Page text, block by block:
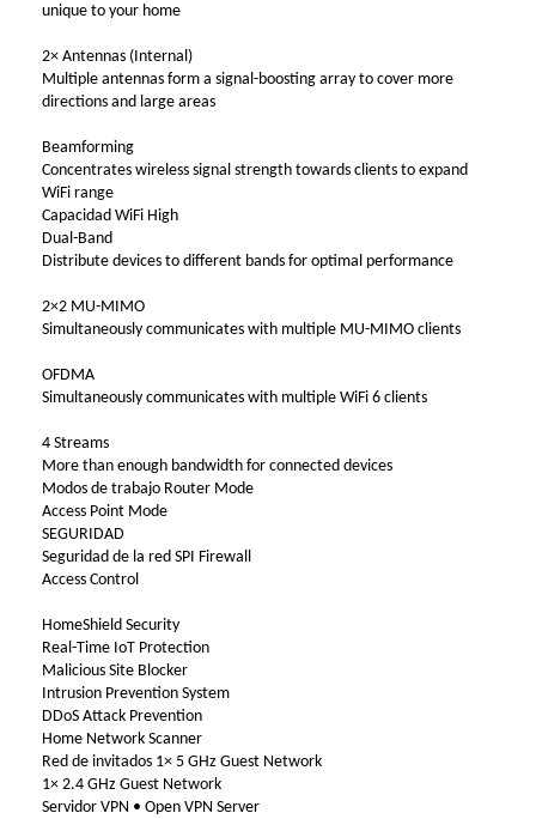
unique to your home
2× Antennas (Internal)
Multiple antennas form a signal-boosting array to cover more
directions and large areas
Beamforming
Concentrates wireless signal strength towards clients to expand
WiFi range
Capacidad WiFi High
Dual-Band
Distribute devices to different bands for optimal performance
2×2 MU-MIMO
Simultaneously communicates with multiple MU-MIMO clients
OFDMA
Simultaneously communicates with multiple WiFi 6 clients
4 Streams
More than enough bandwidth for connected devices
Modos de trabajo Router Mode
Access Point Mode
SEGURIDAD
Seguridad de la red SPI Firewall
Access Control
HomeShield Security
Real-Time IoT Protection
Malicious Site Blocker
Intrusion Prevention System
DDoS Attack Prevention
Home Network Scanner
Red de invitados 1× 5 GHz Guest Network
1× 2.4 GHz Guest Network
Servidor VPN • Open VPN Server